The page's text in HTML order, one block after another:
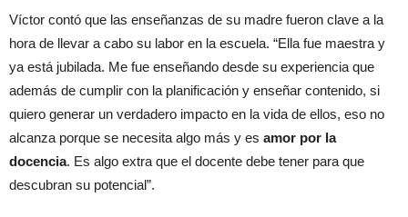
Víctor contó que las enseñanzas de su madre fueron clave a la
hora de llevar a cabo su labor en la escuela. “Ella fue maestra y
ya está jubilada. Me fue enseñando desde su experiencia que
además de cumplir con la planificación y enseñar contenido, si
quiero generar un verdadero impacto en la vida de ellos, eso no
alcanza porque se necesita algo más y es amor por la
docencia. Es algo extra que el docente debe tener para que
descubran su potencial”.